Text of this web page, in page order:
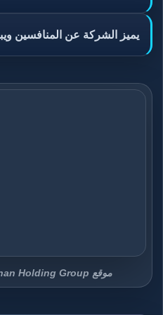
يميز الشركة عن المنافسين
موقع Keenan Holding Group أحد أعمال قيمة تك